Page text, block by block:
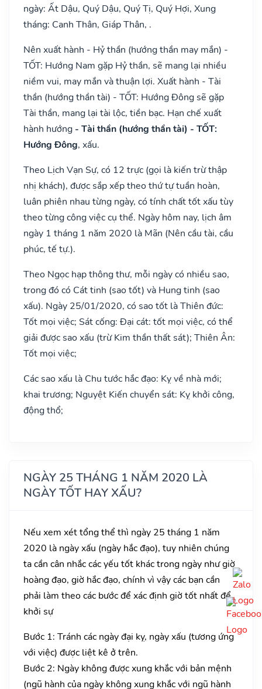
ngày: Ất Dậu, Quý Dậu, Quý Tị, Quý Hợi, Xung
tháng: Canh Thân, Giáp Thân, .
Nên xuất hành - Hỷ thần (hướng thần may mắn) -
TỐT: Hướng Nam gặp Hỷ thần, sẽ mang lại nhiều
niềm vui, may mắn và thuận lợi. Xuất hành - Tài
thần (hướng thần tài) - TỐT: Hướng Đông sẽ gặp
Tài thần, mang lại tài lộc, tiền bạc. Hạn chế xuất
hành hướng - Tài thần (hướng thần tài) - TỐT:
Hướng Đông, xấu.
Theo Lịch Vạn Sự, có 12 trực (gọi là kiến trừ thập
nhị khách), được sắp xếp theo thứ tự tuần hoàn,
luân phiên nhau từng ngày, có tính chất tốt xấu tùy
theo từng công việc cụ thể. Ngày hôm nay, lịch âm
ngày 1 tháng 1 năm 2020 là Mãn (Nên cầu tài, cầu
phúc, tế tự.).
Theo Ngọc hạp thông thư, mỗi ngày có nhiều sao,
trong đó có Cát tinh (sao tốt) và Hung tinh (sao
xấu). Ngày 25/01/2020, có sao tốt là Thiên đức:
Tốt mọi việc; Sát cống: Đại cát: tốt mọi việc, có thể
giải được sao xấu (trừ Kim thần thất sát); Thiên Ân:
Tốt mọi việc;
Các sao xấu là Chu tước hắc đạo: Kỵ về nhà mới;
khai trương; Nguyệt Kiến chuyển sát: Kỵ khởi công,
động thổ;
NGÀY 25 THÁNG 1 NĂM 2020 LÀ
NGÀY TỐT HAY XẤU?
Nếu xem xét tổng thể thì ngày 25 tháng 1 năm
2020 là ngày xấu (ngày hắc đạo), tuy nhiên chúng
ta cần cân nhắc các yếu tốt khác trong ngày như giờ
hoàng đạo, giờ hắc đạo, chính vì vậy các bạn cần
phải làm theo các bước để xác định giờ tốt nhất để
khởi sự
Bước 1: Tránh các ngày đại kỵ, ngày xấu (tương ứng
với việc) được liệt kê ở trên.
Bước 2: Ngày không được xung khắc với bản mệnh
(ngũ hành của ngày không xung khắc với ngũ hành